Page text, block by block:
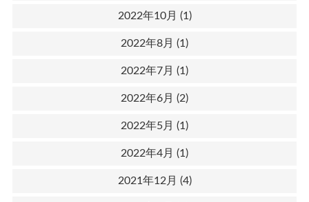
2022年10月 (1)
2022年8月 (1)
2022年7月 (1)
2022年6月 (2)
2022年5月 (1)
2022年4月 (1)
2021年12月 (4)